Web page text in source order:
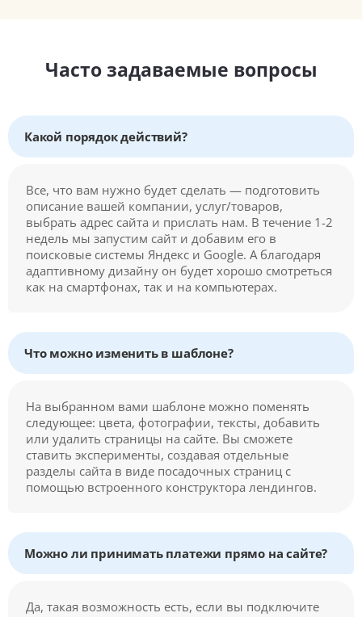
Часто задаваемые вопросы
Какой порядок действий?
Все, что вам нужно будет сделать — подготовить
описание вашей компании, услуг/товаров,
выбрать адрес сайта и прислать нам. В течение 1-2
недель мы запустим сайт и добавим его в
поисковые системы Яндекс и Google. А благодаря
адаптивному дизайну он будет хорошо смотреться
как на смартфонах, так и на компьютерах.
Что можно изменить в шаблоне?
На выбранном вами шаблоне можно поменять
следующее: цвета, фотографии, тексты, добавить
или удалить страницы на сайте. Вы сможете
ставить эксперименты, создавая отдельные
разделы сайта в виде посадочных страниц с
помощью встроенного конструктора лендингов.
Можно ли принимать платежи прямо на сайте?
Да, такая возможность есть, если вы подключите